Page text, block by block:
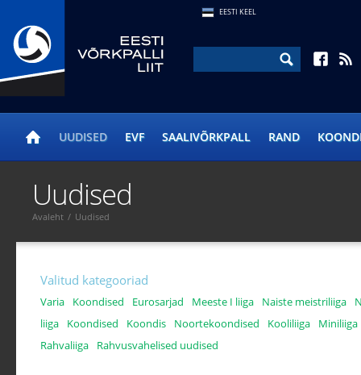
EESTI KEEL
UUDISED EVF SAALIVÕRKPALL RAND
Valitud kategooriad
Varia Koondised Eurosarjad Meeste I liiga Naiste meistriliiga
liiga
Koondised Koondis Noortekoondised Kooliliiga
Miniliiga
Rahvaliiga
Rahvusvahelised uudised
Uudised
Avaleht / Uudised